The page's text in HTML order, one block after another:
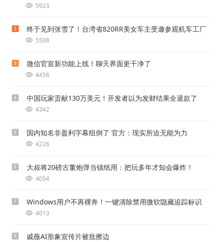
5923
2 终于见到张雪了！台湾省820RR美女车主受邀参观机车工厂
5508
3 微信官宣新功能上线！聊天界面更干净了
4456
4 中国玩家贡献130万美元！开发者以为发财结果全退款了
4342
5 国内知名非盈利字幕组倒了 官方：现实所迫无能为力
4226
6 大叔将20磅古董炮弹当镇纸用：把玩多年才知会爆炸！
4054
7 Windows用户不再裸奔！一键清除禁用微软隐藏追踪标识
4013
8 戚薇AI形象宣传片被批擦边